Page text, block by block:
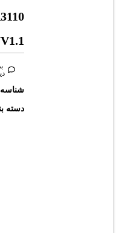
دسته